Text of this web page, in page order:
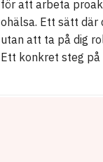
för att arbeta
ohälsa. Ett sätt där
utan att ta på dig
Ett konkret steg på